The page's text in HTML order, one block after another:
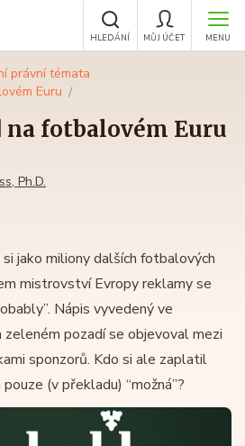
MENU
MŮJ ÚČET
HLEDÁNÍ
právní témata
Euru
fotbalovém Euru
Ph.D.
jako miliony dalších fotbalových
mistrovství Evropy reklamy se
Nápis vyvedený ve
pozadí se objevoval mezi
sponzorů. Kdo si ale zaplatil
(v překladu) “možná”?